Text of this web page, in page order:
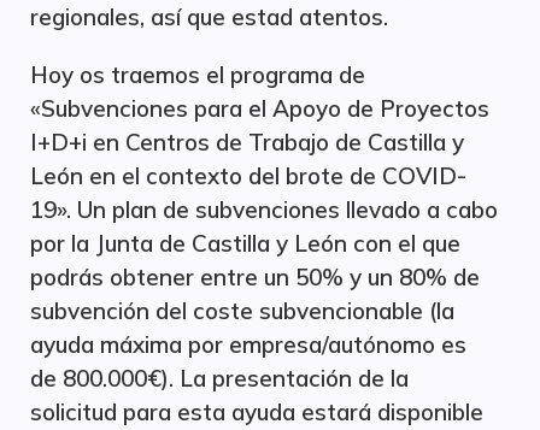
regionales, así que estad atentos.
Hoy os traemos el programa de
«Subvenciones para el Apoyo de Proyectos
I+D+i en Centros de Trabajo de Castilla y
León en el contexto del brote de COVID-
19». Un plan de subvenciones llevado a cabo
por la Junta de Castilla y León con el que
podrás obtener entre un 50% y un 80% de
subvención del coste subvencionable (la
ayuda máxima por empresa/autónomo es
de 800.000€). La presentación de la
solicitud para esta ayuda estará disponible